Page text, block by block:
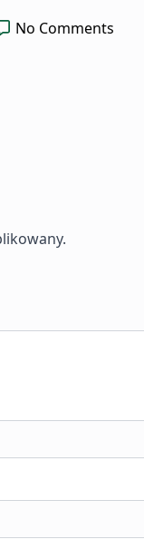
No Comments